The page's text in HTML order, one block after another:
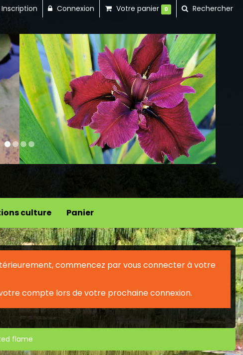
Next
culture Panier
commencez par vous connecter à votre
compte lors de votre prochaine connexion.
flame
Inscription Connexion Votre panier 0 Rechercher